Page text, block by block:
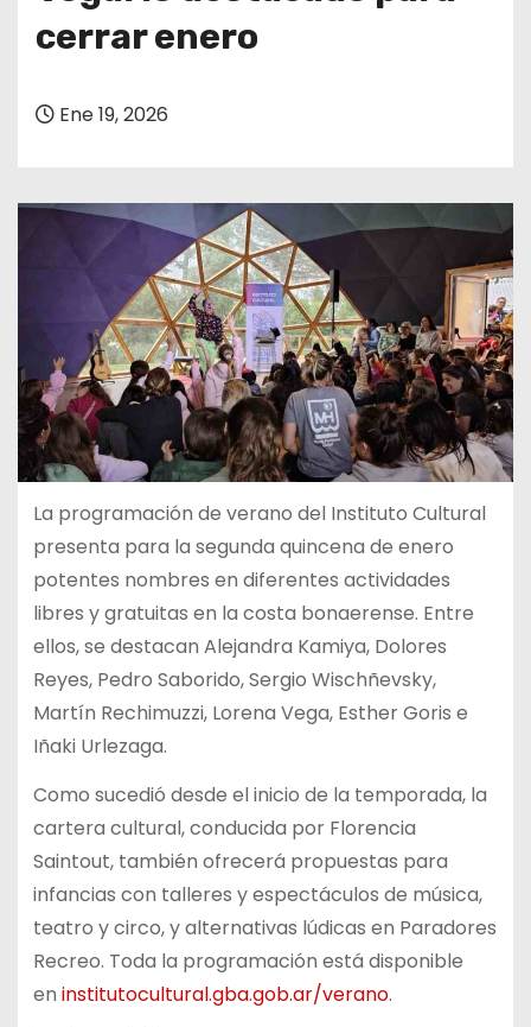
cerrar enero
Ene 19, 2026
La programación de verano del Instituto Cultural
presenta para la segunda quincena de enero
potentes nombres en diferentes actividades
libres y gratuitas en la costa bonaerense. Entre
ellos, se destacan Alejandra Kamiya, Dolores
Reyes, Pedro Saborido, Sergio Wischñevsky,
Martín Rechimuzzi, Lorena Vega, Esther Goris e
Iñaki Urlezaga.
Como sucedió desde el inicio de la temporada, la
cartera cultural, conducida por Florencia
Saintout, también ofrecerá propuestas para
infancias con talleres y espectáculos de música,
teatro y circo, y alternativas lúdicas en Paradores
Recreo. Toda la programación está disponible
en institutocultural.gba.gob.ar/verano.